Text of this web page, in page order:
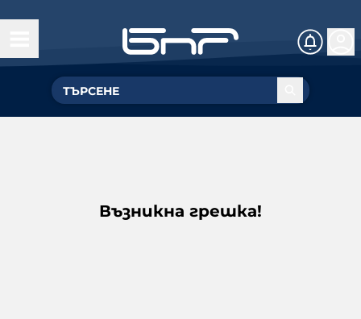
Възникна грешка!